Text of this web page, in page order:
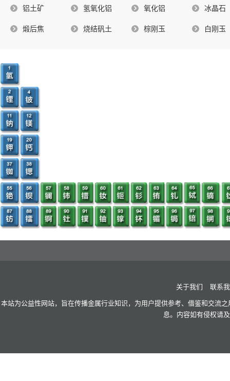
铝土矿 氢氧化铝 氧化铝 冰晶石
煅后焦 烧结矾土 棕刚玉 白刚玉
关于我们 联系
本站为公益性网站，旨在传播金属行业知识，为用户提供参考、借鉴和交流
息。内容如有侵权请